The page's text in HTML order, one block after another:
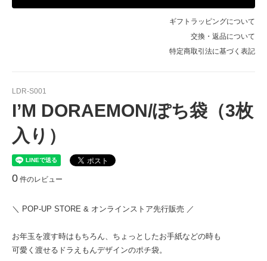
ギフトラッピングについて
交換・返品について
特定商取引法に基づく表記
LDR-S001
I’M DORAEMON/ぽち袋（3枚
入り）
0 件のレビュー
＼ POP-UP STORE & オンラインストア先行販売 ／
お年玉を渡す時はもちろん、ちょっとしたお手紙などの時も
可愛く渡せるドラえもんデザインのポチ袋。